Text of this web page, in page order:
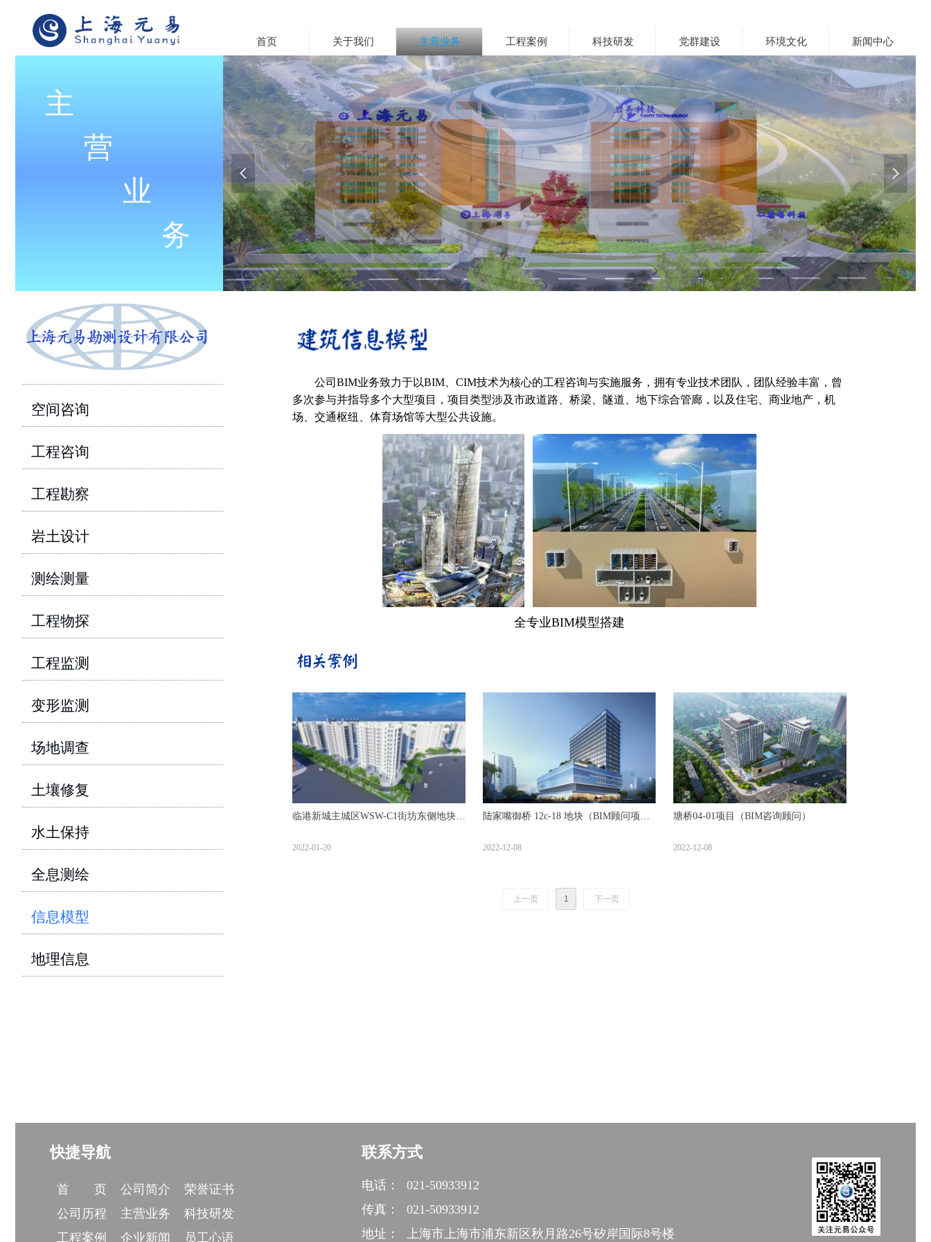
主
营
业
务
首页 关于我们 主营业务 工程案例 科技研发 党群建设 环境文化 新闻中心
넳 넲
公司 BIM业务致力于以BIM、CIM技术为核心的工程咨询与实施服务，拥有专业技术团队，团队经验丰富，曾
多次参与并指导多个大型项目，项目类型涉及市政道路、桥梁、隧道、地下综合管廊，以及住宅、商业地产，机
场、交通枢纽、体育场馆等大型公共设施。
全专业BIM模型搭建
临港新城主城区WSW-C1街坊东侧地块商
2022-01-20
陆家嘴御桥 12c-18 地块（BIM顾问项
2022-12-08
塘桥04-01项目（BIM咨询顾问）
2022-12-08
上一页 1 下一页
空间咨询
工程咨询
工程勘察
岩土设计
测绘测量
工程物探
工程监测
变形监测
场地调查
土壤修复
水土保持
全息测绘
信息模型
地理信息
文
快捷导航
首 页 公司简介
荣誉证书
公司历程
主营业务
科技研发
工程案例
企业新闻 员工心语
联系方式
电话：
021-50933912
传真：
021-50933912
地址：
上海市上海市浦东新区秋月路26号矽岸国际8号楼